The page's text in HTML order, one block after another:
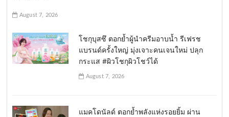
August 7, 2026
โชกุบุสซึ ตอกย้ำผู้นำครีมอาบน้ำ รีเฟรช
แบรนด์ครั้งใหญ่ มุ่งเจาะคนเจนใหม่ ปลุก
กระแส #ผิวโชกุผิวโชว์ได้
August 7, 2026
แมคโดนัลด์ ตอกย้ำพลังแห่งรอยยิ้ม ผ่าน